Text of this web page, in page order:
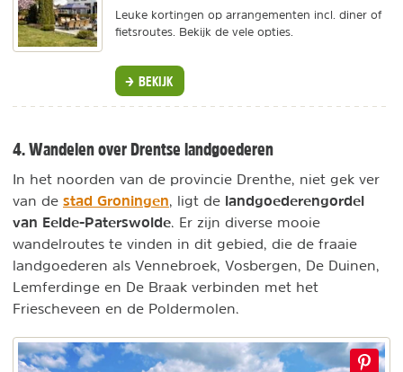
Leuke kortingen op arrangementen incl. diner of
fietsroutes. Bekijk de vele opties.
BEKIJK
4. Wandelen over Drentse landgoederen
In het noorden van de provincie Drenthe, niet gek ver
van de stad Groningen , ligt de landgoederengordel
van Eelde-Paterswolde . Er zijn diverse mooie
wandelroutes te vinden in dit gebied, die de fraaie
landgoederen als Vennebroek, Vosbergen, De Duinen,
Lemferdinge en De Braak verbinden met het
Friescheveen en de Poldermolen.